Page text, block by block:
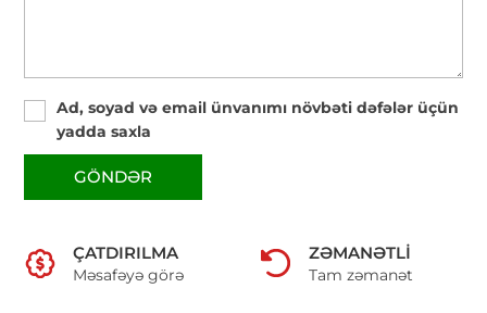
Ad, soyad və email ünvanımı növbəti dəfələr üçün
yadda saxla
GÖNDƏR
ÇATDIRILMA
Məsafəyə görə
ZƏMANƏTLI
Tam zəmanət